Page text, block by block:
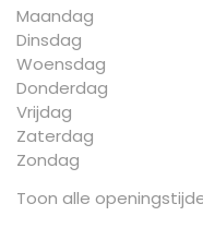
Maandag
Dinsdag
Woensdag
Donderdag
Vrijdag
Zaterdag
Zondag
Toon alle